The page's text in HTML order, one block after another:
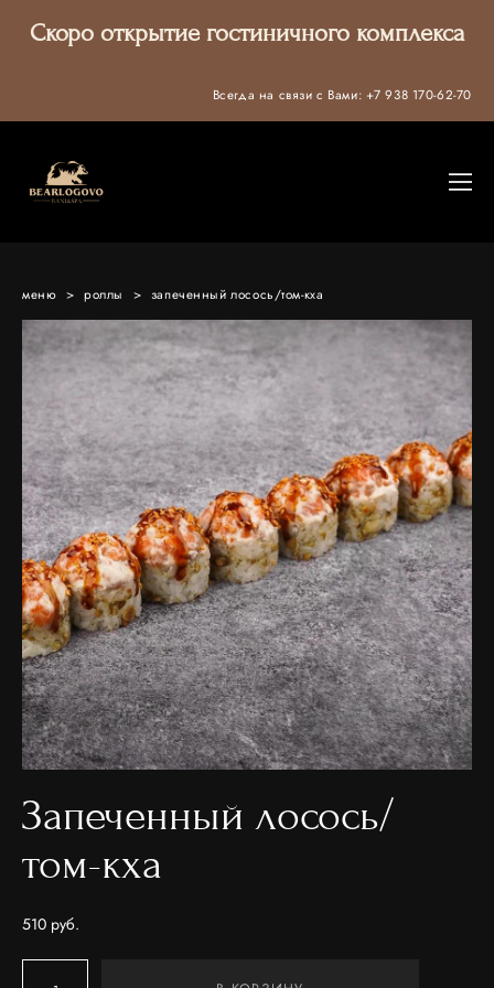
Скоро открытие гостиничного комплекса
Всегда на связи с Вами: +7 938 170-62-70
меню > роллы > запеченный лосось/том-кха
Запеченный лосось/
том-кха
510 pуб.